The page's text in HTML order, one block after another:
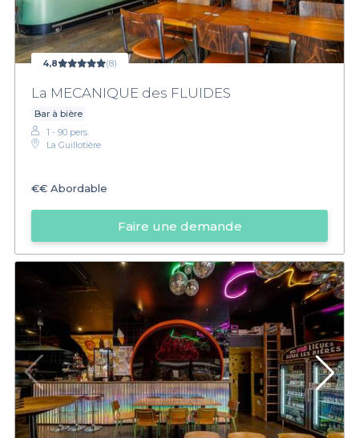
4,8 (8)
La MECANIQUE des FLUIDES
Bar à bière
1 - 90 pers.
La Guillotière
€€ Abordable
Faire une demande